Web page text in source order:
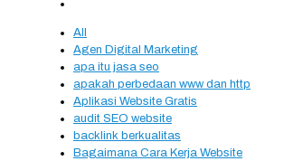
All
Agen Digital Marketing
apa itu jasa seo
apakah perbedaan www dan http
Aplikasi Website Gratis
audit SEO website
backlink berkualitas
Bagaimana Cara Kerja Website